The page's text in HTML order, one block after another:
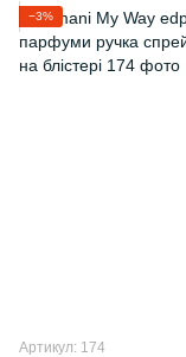
−3%
Артикул: 174